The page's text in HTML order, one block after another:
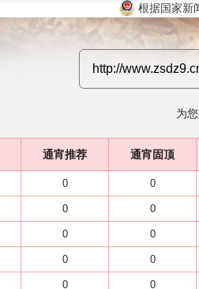
根据国家新
为
通宵推荐 通宵固顶
0 0
0 0
0 0
0 0
0 0